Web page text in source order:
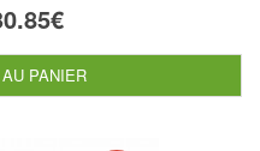
PANIER